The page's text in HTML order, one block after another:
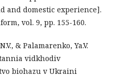
and domestic experience].
vol. 9, pp. 155-160.
& Palamarenko, Ya.V.
vidkhodiv
biohazu v Ukraini